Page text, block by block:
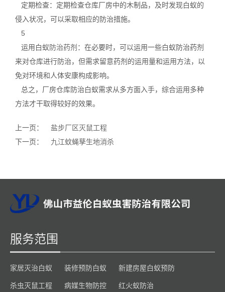
定期检查：定期检查仓库厂房中的木制品，及时发现白蚁的
侵入状况，可以采取相应的防治措施。
5
运用白蚁防治药剂 ：在必要时，可以运用一些白蚁防治药剂
来对仓库进行防治，但需求留意药剂的运用量和运用方法，以
免对环境和人体安康构成影响。
总之，厂房仓库防治白蚁需求从多方面入手，综合运用多种
方法才干取得较好的效果。
上一页：
盐步厂区灭鼠工程
下一页：
九江蚊蝇孳生地消杀
服务范围
家居灭治白蚁 装修预防白蚁 新建房屋白蚁预防
杀虫灭鼠工程 病媒生物防控 红火蚁防治